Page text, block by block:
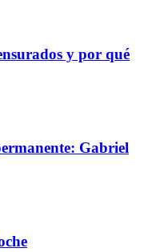
y por qué
Gabriel